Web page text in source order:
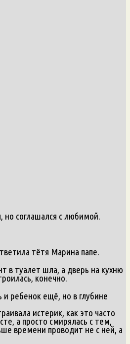
но соглашался с любимой.
тётя Марина папе.
в туалет шла, а дверь на кухню
конечно.
ребенок ещё, но в глубине
истерик, как это часто
а просто смирялась с тем,
времени проводит не с ней, а